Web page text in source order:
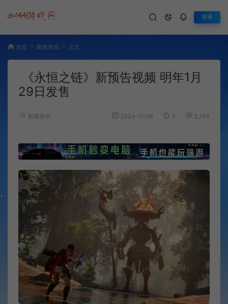
登录
首页 新闻资讯 正文
《永恒之链》新预告视频 明年1月
29日发售
新闻资讯 2024-12-06 0 2,765